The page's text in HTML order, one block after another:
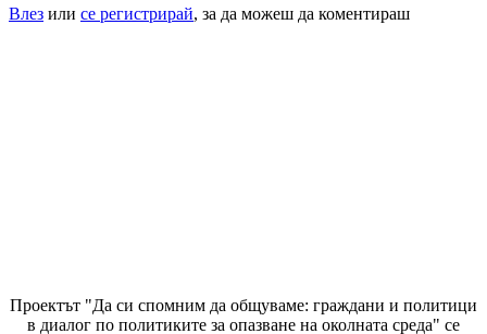
Влез или се регистрирай, за да можеш да коментираш
Проектът "Да си спомним да общуваме: граждани и политици
в диалог по политиките за опазване на околната среда" се